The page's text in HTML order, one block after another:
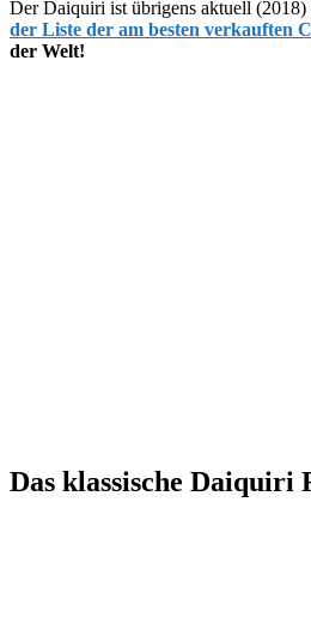
Der Daiquiri ist übrigens aktuell (2018)
der Liste der am besten verkauften
der Welt!
Das klassische Daiquiri